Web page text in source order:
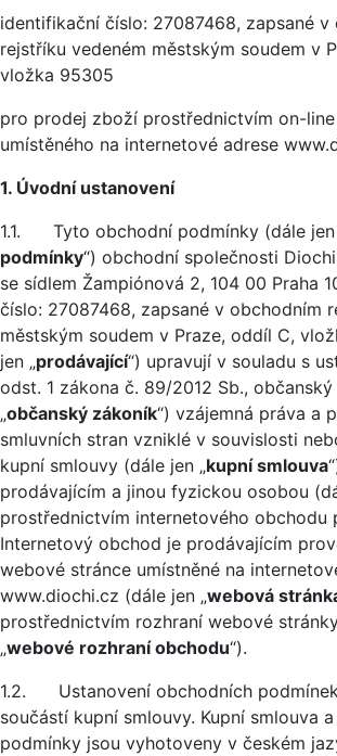
identifikační číslo: 27087468, zapsané v
rejstříku vedeném městským soudem v
vložka 95305
pro prodej zboží prostřednictvím on-
umístěného na internetové adrese
1. Úvodní ustanovení
1.1. Tyto obchodní podmínky (dále jen
podmínky“) obchodní společnosti
se sídlem Žampiónová 2, 104 00 Praha
číslo: 27087468, zapsané v obchodním
městským soudem v Praze, oddíl C,
jen „prodávající“) upravují v souladu s
odst. 1 zákona č. 89/2012 Sb.,
„občanský zákoník“) vzájemná práva a
smluvních stran vzniklé v souvislosti
kupní smlouvy (dále jen „kupní smlouva
prodávajícím a jinou fyzickou osobou
prostřednictvím internetového obchodu
Internetový obchod je prodávajícím
webové stránce umístněné na
www.diochi.cz (dále jen „webová
prostřednictvím rozhraní webové
„webové rozhraní obchodu“).
1.2. Ustanovení obchodních
součástí kupní smlouvy. Kupní smlouva
podmínky jsou vyhotoveny v českém